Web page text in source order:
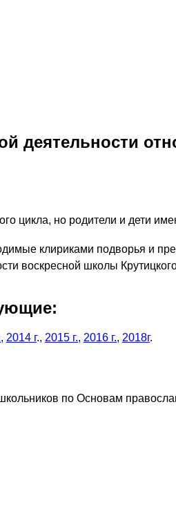
деятельности
цикла, но родители и дети
клириками подворья и
воскресной школы
, 2014 г., 2015 г., 2016 г., 2018г.
по Основам